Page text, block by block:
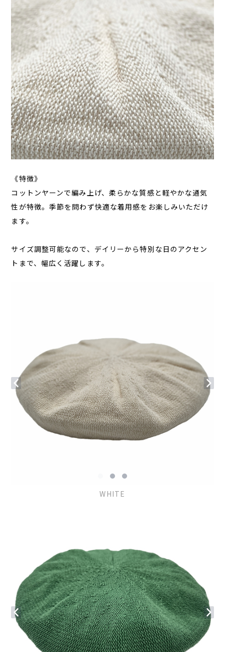
《特徴》
コットンヤーンで編み上げ、柔らかな質感と軽やかな通気
性が特徴。季節を問わず快適な着用感をお楽しみいただけ
ます。
サイズ調整可能なので、デイリーから特別な日のアクセン
トまで、幅広く活躍します。
WHITE